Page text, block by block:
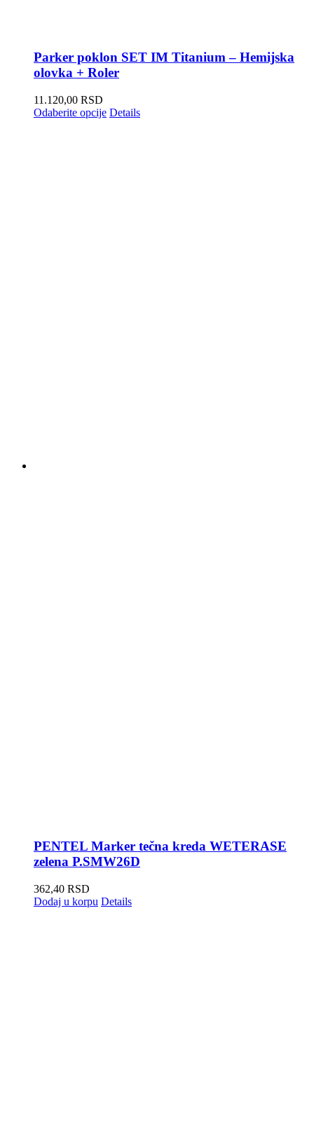
Parker poklon SET IM Titanium – Hemijska
olovka + Roler
11.120,00 RSD
Odaberite opcije Details
PENTEL Marker tečna kreda WETERASE
zelena P.SMW26D
362,40 RSD
Dodaj u korpu Details